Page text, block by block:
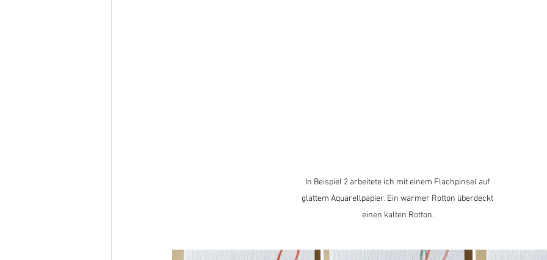
In Beispiel 2 arbeitete ich mit einem Flachpinsel auf
glattem Aquarellpapier. Ein warmer Rotton überdeckt
einen kalten Rotton.